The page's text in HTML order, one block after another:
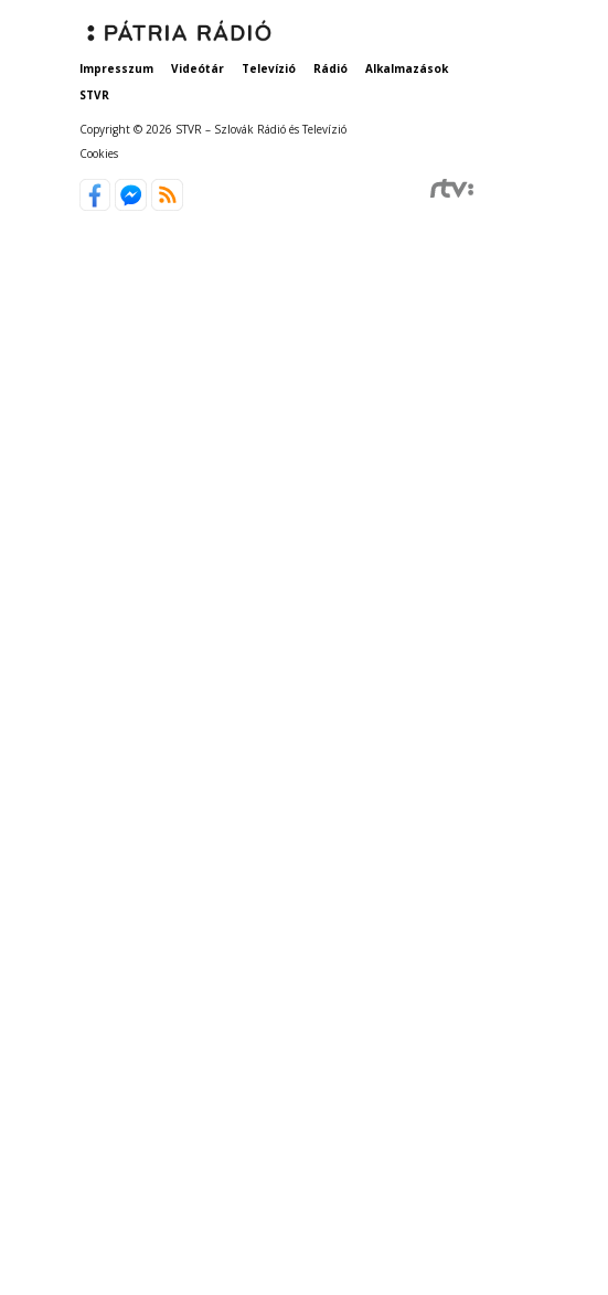
Impresszum Videótár Televízió Rádió
Alkalmazások
STVR
Copyright © 2026 STVR – Szlovák Rádió és Televízió
Cookies